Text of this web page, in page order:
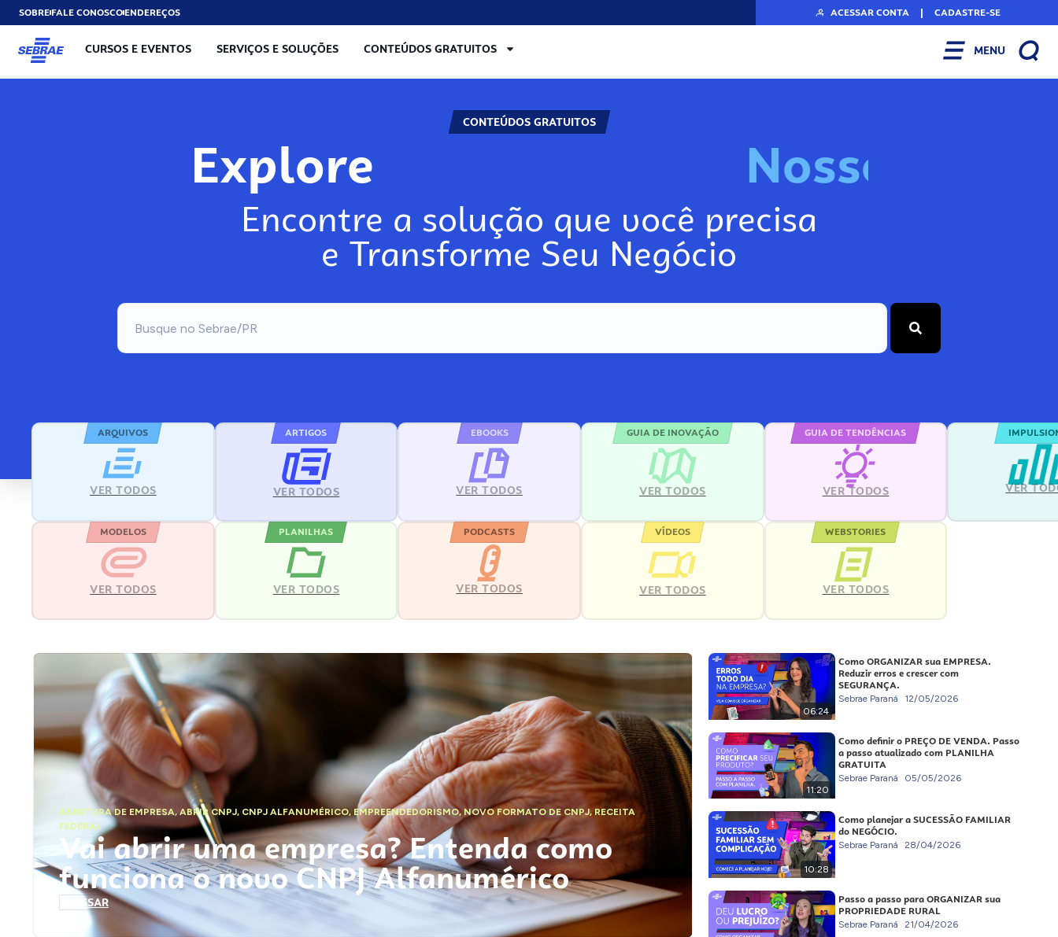
SOBREFALE CONOSCOENDEREÇOS ACESSAR CONTA | CADASTRE-SE
CURSOS E EVENTOS SERVIÇOS E SOLUÇÕES CONTEÚDOS GRATUITOS MENU
CONTEÚDOS GRATUITOS
Explore Nos
Encontre a solução que você precisa
e Transforme Seu Negócio
ARQUIVOS
VER TODOS
ARTIGOS
VER TODOS
EBOOKS
VER TODOS
GUIA DE INOVAÇÃO
VER TODOS
GUIA DE TENDÊNCIAS
VER TODOS VER
MODELOS
VER TODOS
PLANILHAS
VER TODOS
PODCASTS
VER TODOS
VÍDEOS
VER TODOS
WEBSTORIES
VER TODOS
ABERTURA DE EMPRESA,ABRIR CNPJ, CNPJ ALFANUMÉRICO, EMPREENDEDORISMO,NOVO FORMATO DE CNPJ,RECEITA
FEDERAL
Vai abrir uma empresa? Entenda como
funciona o novo CNPJ Alfanumérico
ACESSAR
06:24
Como ORGANIZAR sua EMPRESA.
Reduzir erros e crescer com
SEGURANÇA.
Sebrae Paraná 12/05/2026
11:20
Como definir o PREÇO DE VENDA. Passo
a passo atualizado com PLANILHA
GRATUITA
Sebrae Paraná 05/05/2026
10:28
Como planejar a SUCESSÃO FAMILIAR
do NEGÓCIO.
Sebrae Paraná 28/04/2026
Passo a passo para ORGANIZAR sua
PROPRIEDADE RURAL
Sebrae Paraná 21/04/2026